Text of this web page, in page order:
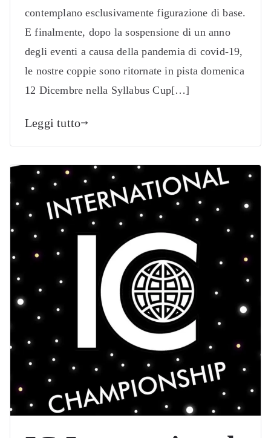
contemplano esclusivamente figurazione di base.
E finalmente, dopo la sospensione di un anno
degli eventi a causa della pandemia di covid-19,
le nostre coppie sono ritornate in pista domenica
12 Dicembre nella Syllabus Cup[…]
Leggi tutto